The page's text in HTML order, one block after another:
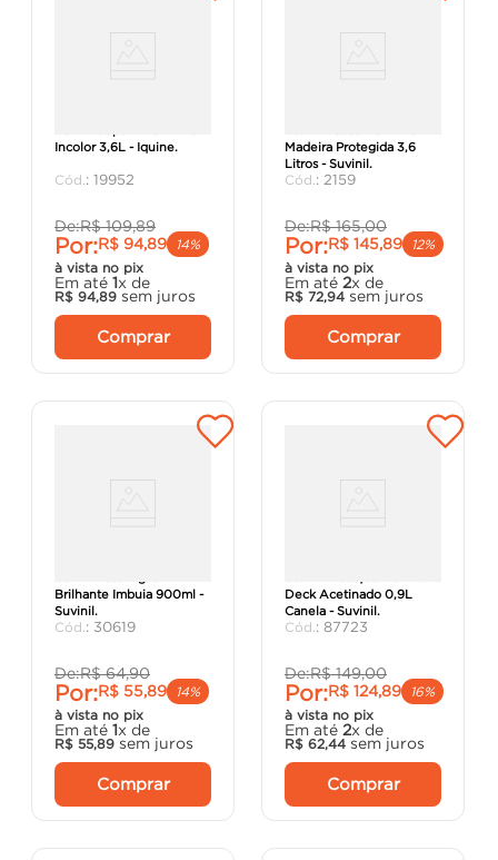
Incolor 3,6L - Iquine.
: 19952
De:R$ 109,89
Por:R$ 94,89
14%
à vista no pix
Em até 1x de
R$ 94,89 sem juros
Comprar
Madeira Protegida 3,6
Litros - Suvinil.
: 2159
De:R$ 165,00
Por:R$ 145,89
12%
à vista no pix
Em até 2x de
R$ 72,94 sem juros
Comprar
Brilhante Imbuia 900ml -
Suvinil.
: 30619
De:R$ 64,90
Por:R$ 55,89
14%
à vista no pix
Em até 1x de
R$ 55,89 sem juros
Comprar
Deck Acetinado 0,9L
Canela - Suvinil.
: 87723
De:R$ 149,00
Por:R$ 124,89
16%
à vista no pix
Em até 2x de
R$ 62,44 sem juros
Comprar